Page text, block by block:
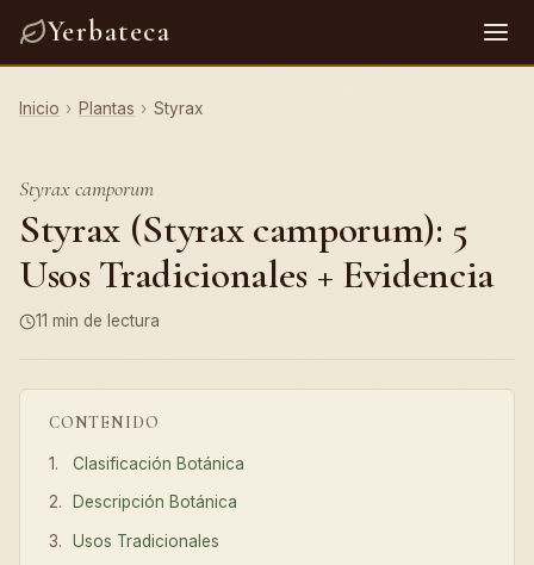
Yerbateca
Inicio › Plantas › Styrax
Styrax camporum
Styrax (Styrax camporum): 5
Usos Tradicionales + Evidencia
11 min de lectura
CONTENIDO
Clasificación Botánica
Descripción Botánica
Usos Tradicionales